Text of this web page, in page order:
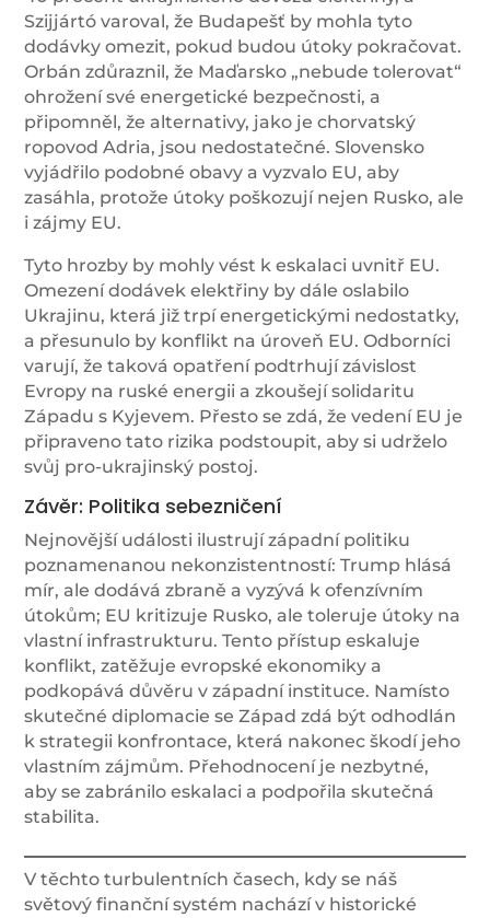
Szijjártó varoval, že Budapešť by mohla tyto
dodávky omezit, pokud budou útoky pokračovat.
Orbán zdůraznil, že Maďarsko „nebude tolerovat“
ohrožení své energetické bezpečnosti, a
připomněl, že alternativy, jako je chorvatský
ropovod Adria, jsou nedostatečné. Slovensko
vyjádřilo podobné obavy a vyzvalo EU, aby
zasáhla, protože útoky poškozují nejen Rusko, ale
i zájmy EU.
Tyto hrozby by mohly vést k eskalaci uvnitř EU.
Omezení dodávek elektřiny by dále oslabilo
Ukrajinu, která již trpí energetickými nedostatky,
a přesunulo by konflikt na úroveň EU. Odborníci
varují, že taková opatření podtrhují závislost
Evropy na ruské energii a zkoušejí solidaritu
Západu s Kyjevem. Přesto se zdá, že vedení EU je
připraveno tato rizika podstoupit, aby si udrželo
svůj pro-ukrajinský postoj.
Závěr: Politika sebezničení
Nejnovější události ilustrují západní politiku
poznamenanou nekonzistentností: Trump hlásá
mír, ale dodává zbraně a vyzývá k ofenzívním
útokům; EU kritizuje Rusko, ale toleruje útoky na
vlastní infrastrukturu. Tento přístup eskaluje
konflikt, zatěžuje evropské ekonomiky a
podkopává důvěru v západní instituce. Namísto
skutečné diplomacie se Západ zdá být odhodlán
k strategii konfrontace, která nakonec škodí jeho
vlastním zájmům. Přehodnocení je nezbytné,
aby se zabránilo eskalaci a podpořila skutečná
stabilita.
V těchto turbulentních časech, kdy se náš
světový finanční systém nachází v historické